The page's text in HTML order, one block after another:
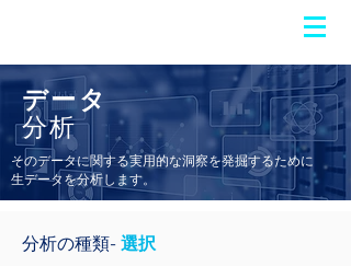
データ
分析
そのデータに関する実用的な洞察を発掘するために
生データを分析します。
分析の種類- 選択